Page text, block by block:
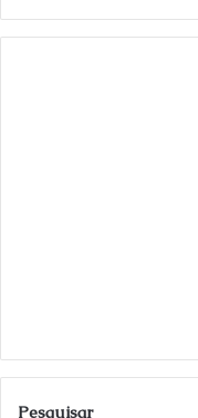
Pesquisar